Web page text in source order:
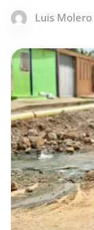
Luis Molero